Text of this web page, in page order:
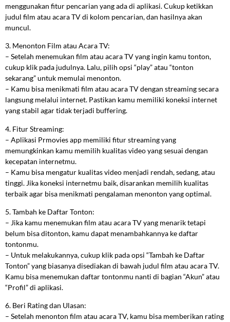
menggunakan fitur pencarian yang ada di aplikasi. Cukup ketikkan
judul film atau acara TV di kolom pencarian, dan hasilnya akan
muncul.
3. Menonton Film atau Acara TV:
– Setelah menemukan film atau acara TV yang ingin kamu tonton,
cukup klik pada judulnya. Lalu, pilih opsi “play” atau “tonton
sekarang” untuk memulai menonton.
– Kamu bisa menikmati film atau acara TV dengan streaming secara
langsung melalui internet. Pastikan kamu memiliki koneksi internet
yang stabil agar tidak terjadi buffering.
4. Fitur Streaming:
– Aplikasi Prmovies app memiliki fitur streaming yang
memungkinkan kamu memilih kualitas video yang sesuai dengan
kecepatan internetmu.
– Kamu bisa mengatur kualitas video menjadi rendah, sedang, atau
tinggi. Jika koneksi internetmu baik, disarankan memilih kualitas
terbaik agar bisa menikmati pengalaman menonton yang optimal.
5. Tambah ke Daftar Tonton:
– Jika kamu menemukan film atau acara TV yang menarik tetapi
belum bisa ditonton, kamu dapat menambahkannya ke daftar
tontonmu.
– Untuk melakukannya, cukup klik pada opsi “Tambah ke Daftar
Tonton” yang biasanya disediakan di bawah judul film atau acara TV.
Kamu bisa menemukan daftar tontonmu nanti di bagian “Akun” atau
“Profil” di aplikasi.
6. Beri Rating dan Ulasan:
– Setelah menonton film atau acara TV, kamu bisa memberikan rating